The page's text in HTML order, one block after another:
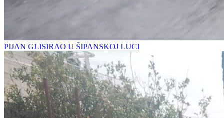
PIJAN GLISIRAO U ŠIPANSKOJ LUCI